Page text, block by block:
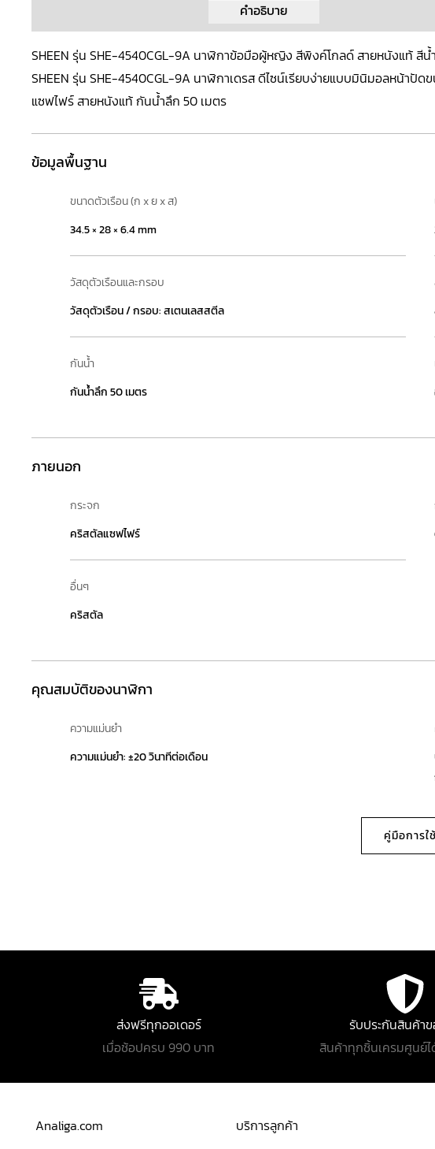
คำอธิบาย
SHEEN รุ่น SHE-4540CGL-9A นาฬิกาข้อมือผู้หญิง สีพิงค์โกลด์ สายหนังแท้ สีน้
SHEEN รุ่น SHE-4540CGL-9A นาฬิกาเดรส ดีไซน์เรียบง่ายแบบมินิมอลหน้าปั
แซฟไฟร์ สายหนังแท้ กันน้ำลึก 50 เมตร
ข้อมูลพื้นฐาน
ขนาดตัวเรือน (ก x ย x ส)
34.5 × 28 × 6.4 mm
วัสดุตัวเรือนและกรอบ
วัสดุตัวเรือน / กรอบ: สเตนเลสสตีล
กันน้ำ
กันน้ำลึก 50 เมตร
ภายนอก
กระจก
คริสตัลแซฟไฟร์
อื่นๆ
คริสตัล
คุณสมบัติของนาฬิกา
ความแม่นยำ
ความแม่นยำ: ±20 วินาทีต่อเดือน
คู่มือการใ
ส่งฟรีทุกออเดอร์
เมื่อช้อปครบ 990 บาท
รับประกันสินค้า
สินค้าทุกชิ้นเครมศูนย์ไ
Analiga.com
บริการลูกค้า